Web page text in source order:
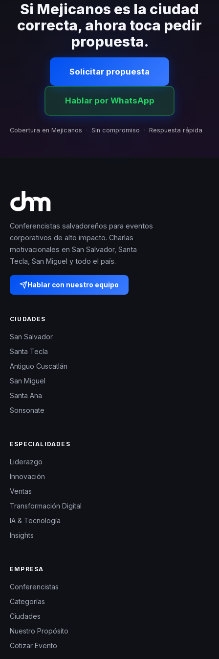
contratiempos.
Si Mejicanos es la ciudad
correcta, ahora toca pedir
propuesta.
Solicitar propuesta
Hablar por WhatsApp
Cobertura en Mejicanos · Sin compromiso · Respuesta rápida
Conferencistas salvadoreños para eventos
corporativos de alto impacto. Charlas
motivacionales en San Salvador, Santa
Tecla, San Miguel y todo el país.
Hablar con nuestro equipo
CIUDADES
San Salvador
Santa Tecla
Antiguo Cuscatlán
San Miguel
Santa Ana
Sonsonate
ESPECIALIDADES
Liderazgo
Innovación
Ventas
Transformación Digital
IA & Tecnología
Insights
EMPRESA
Conferencistas
Categorías
Ciudades
Nuestro Propósito
Cotizar Evento